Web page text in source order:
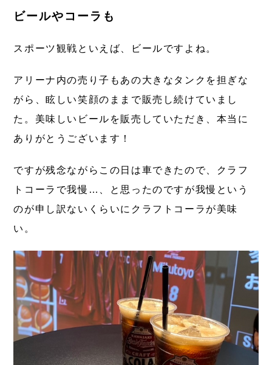
ビールやコーラも
スポーツ観戦といえば、ビールですよね。
アリーナ内の売り子もあの大きなタンクを担ぎな
がら、眩しい笑顔のままで販売し続けていまし
た。美味しいビールを販売していただき、本当に
ありがとうございます！
ですが残念ながらこの日は車できたので、クラフ
トコーラで我慢…、と思ったのですが我慢という
のが申し訳ないくらいにクラフトコーラが美味
い。